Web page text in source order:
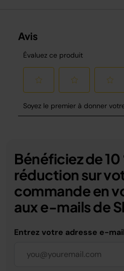
Bénéficiez de 10
réduction sur
commande en
aux e-mails de
Entrez votre adresse e-mail